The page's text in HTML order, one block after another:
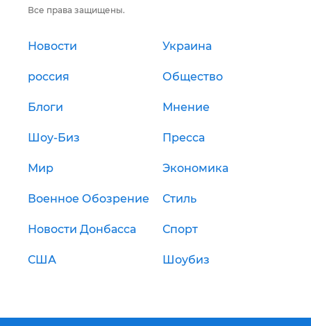
Все права защищены.
Новости Украина
россия Общество
Блоги Мнение
Шоу-Биз Пресса
Мир Экономика
Военное Обозрение Стиль
Новости Донбасса Спорт
США Шоубиз